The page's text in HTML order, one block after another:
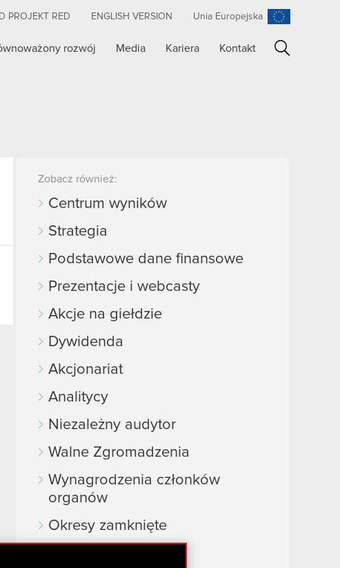
PROJEKT RED ENGLISH VERSION Unia Europejska
rozwój Media Kariera Kontakt
Zobacz również:
Centrum wyników
Strategia
Podstawowe dane finansowe
Prezentacje i webcasty
Akcje na giełdzie
Dywidenda
Akcjonariat
Analitycy
Niezależny audytor
Walne Zgromadzenia
Wynagrodzenia członków
organów
Okresy zamknięte